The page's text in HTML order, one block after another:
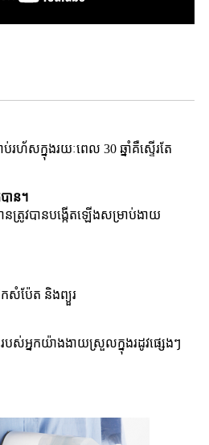
ហ័សក្នុងរយៈពេល 30 ឆ្នាំគឺស្ទើរតែ
ាន។
រូវបានបង្កើតឡើងសម្រាប់ងាយ
កសំប៉ែត និងព្យួរ
របស់អ្នកយ៉ាងងាយស្រួលក្នុងរដូវផ្សេងៗ